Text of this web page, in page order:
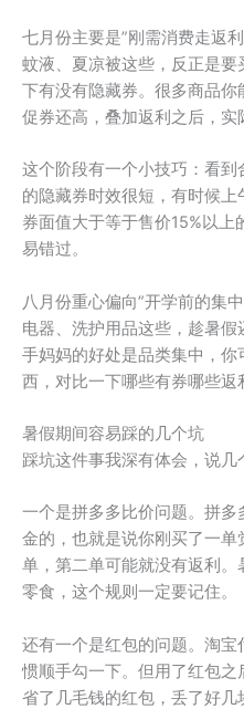
七月份主要是”刚需消费走返
蚊液、夏凉被这些，反正是
下有没有隐藏券。很多商品
促券还高，叠加返利之后，实
这个阶段有一个小技巧：看
的隐藏券时效很短，有时候
券面值大于等于售价15%以
易错过。
八月份重心偏向”开学前的集
电器、洗护用品这些，趁暑
手妈妈的好处是品类集中，
西，对比一下哪些有券哪些返
暑假期间容易踩的几个坑
踩坑这件事我深有体会，说几
一个是拼多多比价问题。拼
金的，也就是说你刚买了一
单，第二单可能就没有返利
零食，这个规则一定要记住。
还有一个是红包的问题。淘
惯顺手勾一下。但用了红包之
省了几毛钱的红包，丢了好几